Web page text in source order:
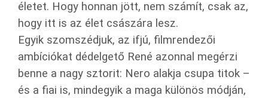
életet. Hogy honnan jött, nem számít, csak az,
hogy itt is az élet császára lesz.
Egyik szomszédjuk, az ifjú, filmrendezői
ambíciókat dédelgető René azonnal megérzi
benne a nagy sztorit: Nero alakja csupa titok –
és a fiai is, mindegyik a maga különös módján,